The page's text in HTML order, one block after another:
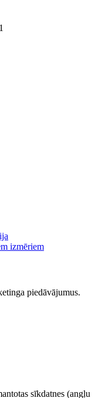
izmēriem
piedāvājumus.
sīkdatnes (angļu